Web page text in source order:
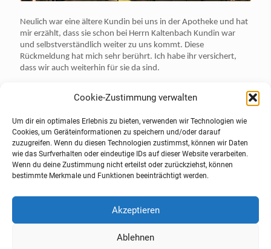
Cookie-Zustimmung verwalten
Um dir ein optimales Erlebnis zu bieten, verwenden wir Technologien wie
Cookies, um Geräteinformationen zu speichern und/oder darauf
zuzugreifen. Wenn du diesen Technologien zustimmst, können wir Daten
wie das Surfverhalten oder eindeutige IDs auf dieser Website verarbeiten.
Wenn du deine Zustimmung nicht erteilst oder zurückziehst, können
bestimmte Merkmale und Funktionen beeinträchtigt werden.
Akzeptieren
Ablehnen
Neulich war eine ältere Kundin bei uns in der Apotheke und hat
mir erzählt, dass sie schon bei Herrn Kaltenbach Kundin war
und selbstverständlich weiter zu uns kommt. Diese
Rückmeldung hat mich sehr berührt. Ich habe ihr versichert,
dass wir auch weiterhin für sie da sind.
Schaufenster an der Wasserhohl stehen. Gesichtserkennung hat
Kameratechnik leisten kann und wie damit immer mehr
Überwachung möglich wird. Bei uns in der Brunnen Apotheke
ist die Gesichtserkennung etwas außerordentlich Positives. Wir
kennen Sie und mir gefällt es immer, Sie persönlich zu
begrüßen.
Als Apotheke vor Ort begleiten wir viele Familien und Kinder
von kleinauf über viele Jahre bis ins hohe Alter. Wir kennen und
schätzen Sie. Das betrifft auch Ihre Medikamente. In der
MediNait oder Aspirin Complex stark beworben. Da ist es beim